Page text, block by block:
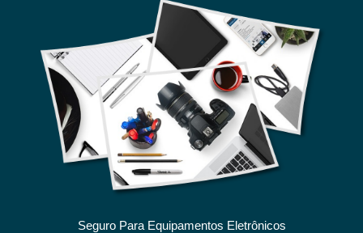
Seguro Para Equipamentos Eletrônicos